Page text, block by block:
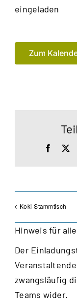
eingeladen
Zum
Koki-Stammtisch
Hinweis für
Der
zwangsläufig
Teams wider.